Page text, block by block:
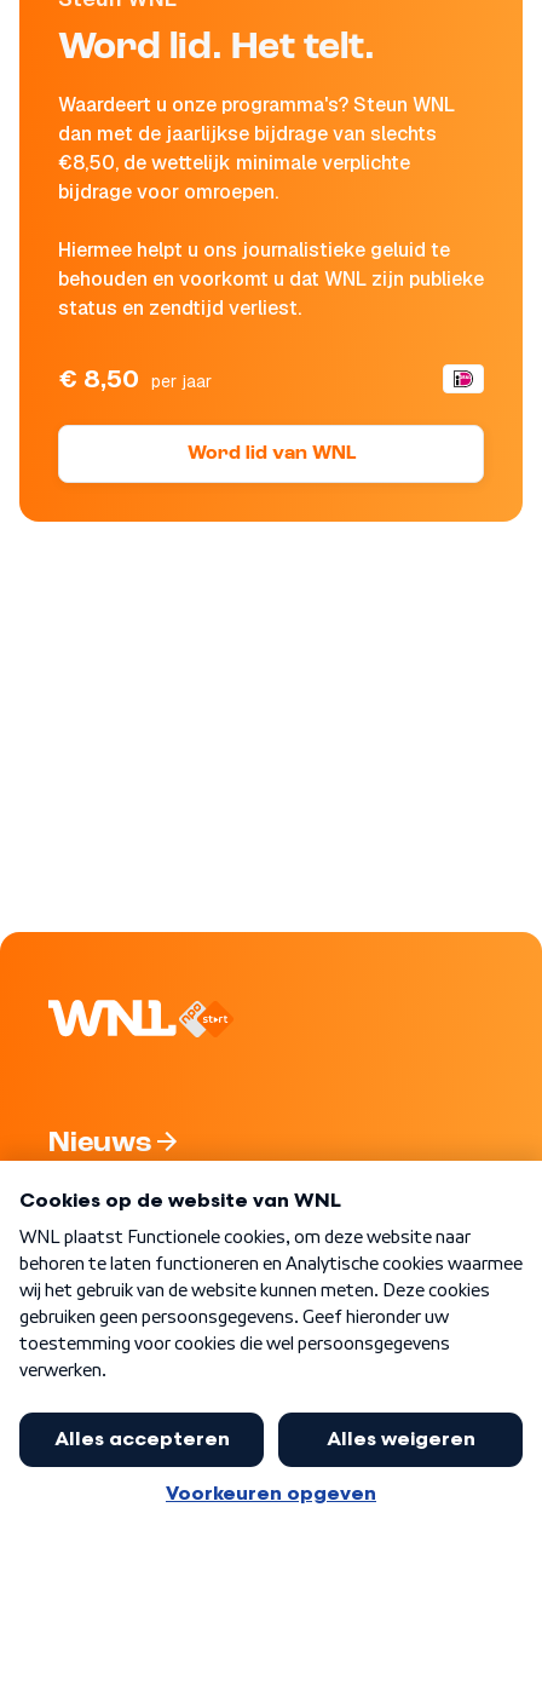
Word lid. Het telt.
Waardeert u onze programma's? Steun WNL
dan met de jaarlijkse bijdrage van slechts
€8,50, de wettelijk minimale verplichte
bijdrage voor omroepen.
Hiermee helpt u ons journalistieke geluid te
behouden en voorkomt u dat WNL zijn publieke
status en zendtijd verliest.
€ 8,50 per jaar
Word lid van WNL
Nieuws
Nieuwsbrief
Word Lid